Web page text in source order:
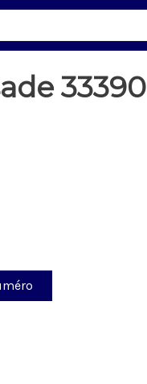
33390